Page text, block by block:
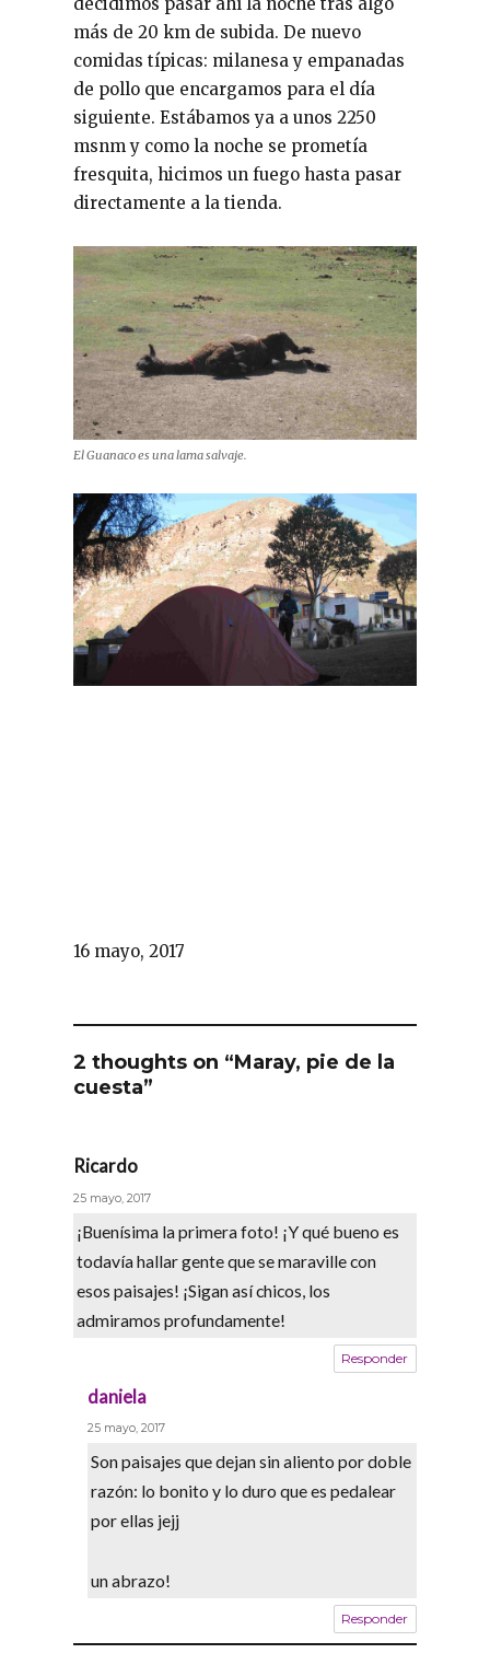
más de 20 km de subida. De nuevo
comidas típicas: milanesa y empanadas
de pollo que encargamos para el día
siguiente. Estábamos ya a unos 2250
msnm y como la noche se prometía
fresquita, hicimos un fuego hasta pasar
directamente a la tienda.
El Guanaco es una lama salvaje.
16 mayo, 2017
2 thoughts on “Maray, pie de la
cuesta”
Ricardo
25 mayo, 2017
¡Buenísima la primera foto! ¡Y qué bueno es
todavía hallar gente que se maraville con
esos paisajes! ¡Sigan así chicos, los
admiramos profundamente!
Responder
daniela
25 mayo, 2017
Son paisajes que dejan sin aliento por doble
razón: lo bonito y lo duro que es pedalear
por ellas jejj
un abrazo!
Responder